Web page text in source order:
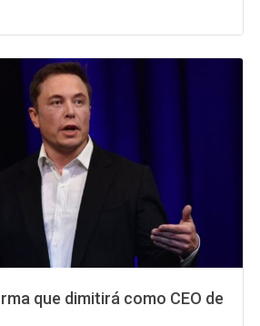
que dimitirá como CEO de